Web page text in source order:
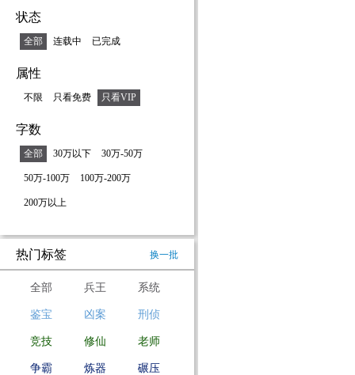
状态
全部 连载中 已完成
属性
不限 只看免费 只看VIP
字数
全部 30万以下 30万-50万
50万-100万 100万-200万
200万以上
热门标签 换一批
全部 兵王 系统
鉴宝 凶案 刑侦
竞技 修仙 老师
争霸 炼器 碾压